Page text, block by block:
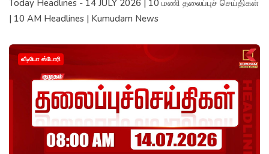
Today Headlines - 14 JULY 2026 | 10 மணி தலைப்புச் செய்திகள்
| 10 AM Headlines | Kumudam News
வீடியோ ஸ்டோரி